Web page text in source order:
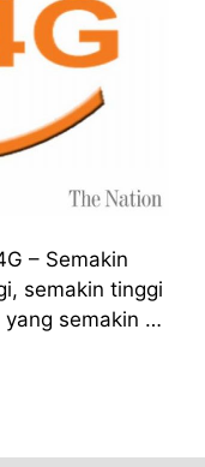
– Semakin
semakin tinggi
yang semakin …